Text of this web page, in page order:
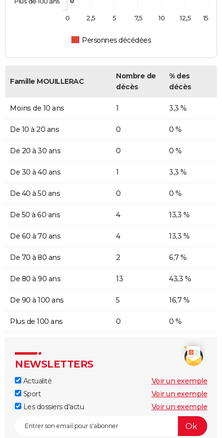
Personnes décédées
0 2,5 5 7,5 10 12,5 15
Famille MOUILLERAC
Nombre de
décès
% des
décès
Moins de 10 ans 1 3,3 %
De 10 à 20 ans 0 0 %
De 20 à 30 ans 0 0 %
De 30 à 40 ans 1 3,3 %
De 40 à 50 ans 0 0 %
De 50 à 60 ans 4 13,3 %
De 60 à 70 ans 4 13,3 %
De 70 à 80 ans 2 6,7 %
De 80 à 90 ans 13 43,3 %
De 90 à 100 ans 5 16,7 %
Plus de 100 ans 0 0 %
NEWSLETTERS
Actualité
Voir un exemple
Sport
Voir un exemple
Les dossiers d'actu
Voir un exemple